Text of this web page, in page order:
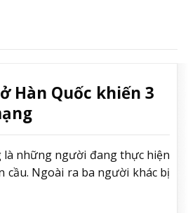
Hàn Quốc khiến 3
những người đang thực hiện
cầu. Ngoài ra ba người khác bị